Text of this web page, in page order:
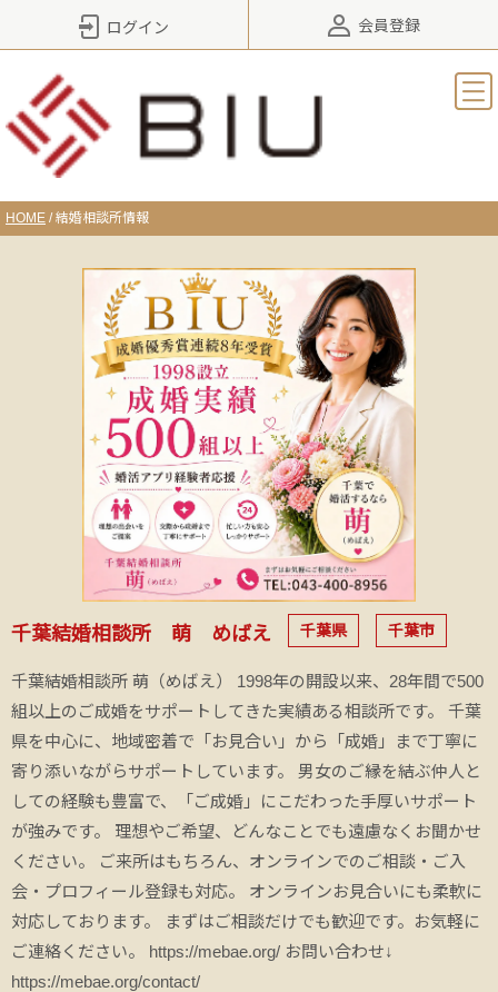
ログイン 会員登録
HOME /結婚相談所情報
千葉結婚相談所 萌 めばえ 千葉県 千葉市
千葉結婚相談所 萌（めばえ） 1998年の開設以来、28年間で500
組以上のご成婚をサポートしてきた実績ある相談所です。 千葉
県を中心に、地域密着で「お見合い」から「成婚」まで丁寧に
寄り添いながらサポートしています。 男女のご縁を結ぶ仲人と
しての経験も豊富で、「ご成婚」にこだわった手厚いサポート
が強みです。 理想やご希望、どんなことでも遠慮なくお聞かせ
ください。 ご来所はもちろん、オンラインでのご相談・ご入
会・プロフィール登録も対応。 オンラインお見合いにも柔軟に
対応しております。 まずはご相談だけでも歓迎です。お気軽に
ご連絡ください。 https://mebae.org/ お問い合わせ↓
https://mebae.org/contact/